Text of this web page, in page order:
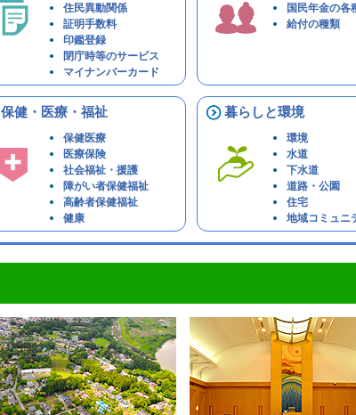
住民異動関係
証明手数料
印鑑登録
閉庁時等のサービス
マイナンバーカード
国民年金の各
給付の種類
保健・医療・福祉
保健医療
医療保険
社会福祉・援護
障がい者保健福祉
高齢者保健福祉
健康
暮らしと環境
環境
水道
下水道
道路・公園
住宅
地域コミュニ